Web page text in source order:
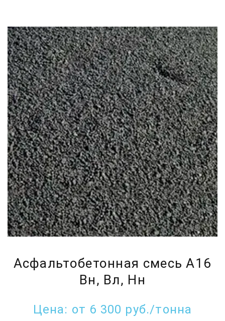
Асфальтобетонная смесь А16
Вн, Вл, Нн
Цена: от 6 300 руб./тонна